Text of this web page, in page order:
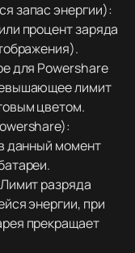
запас энергии):
процент заряда
для Powershare
лимит
цветом.
данный момент
разряда
энергии, при
прекращает